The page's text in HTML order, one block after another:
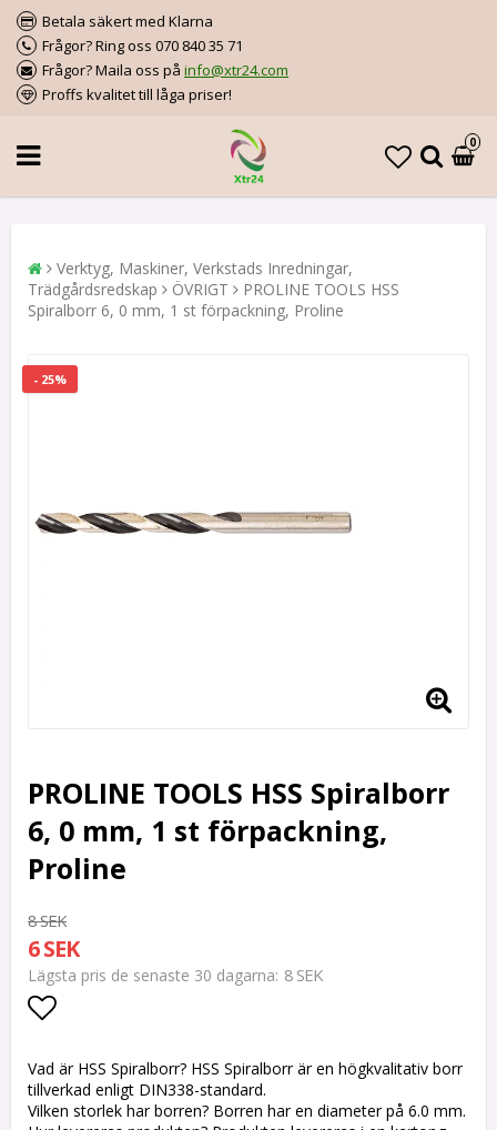
Betala säkert med Klarna
Frågor? Ring oss 070 840 35 71
Frågor? Maila oss på info@xtr24.com
Proffs kvalitet till låga priser!
0
Verktyg, Maskiner, Verkstads Inredningar,
Trädgårdsredskap
ÖVRIGT
PROLINE TOOLS HSS
Spiralborr 6, 0 mm, 1 st förpackning, Proline
- 25%
PROLINE TOOLS HSS Spiralborr
6, 0 mm, 1 st förpackning,
Proline
8 SEK
6 SEK
Lägsta pris de senaste 30 dagarna 8 SEK
Vad är HSS Spiralborr? HSS Spiralborr är en högkvalitativ borr
tillverkad enligt DIN338-standard.
Vilken storlek har borren? Borren har en diameter på 6.0 mm.